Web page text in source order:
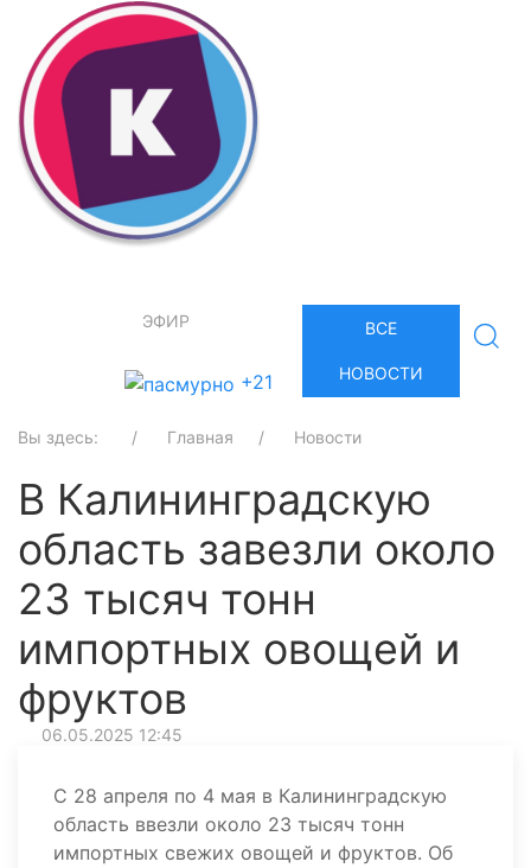
ЭФИР
+21
ВСЕ
НОВОСТИ
Вы здесь: Главная Новости
В Калининградскую
область завезли около
23 тысяч тонн
импортных овощей и
фруктов
06.05.2025 12:45
С 28 апреля по 4 мая в Калининградскую
область ввезли около 23 тысяч тонн
импортных свежих овощей и фруктов. Об